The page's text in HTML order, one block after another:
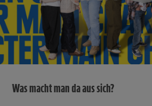
Was macht man da aus sich?